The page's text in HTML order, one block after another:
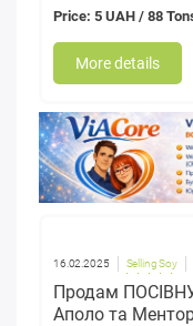
Price: 5 UAH / 88
More details
16.02.2025 Selling Soy
Продам
Аполо та